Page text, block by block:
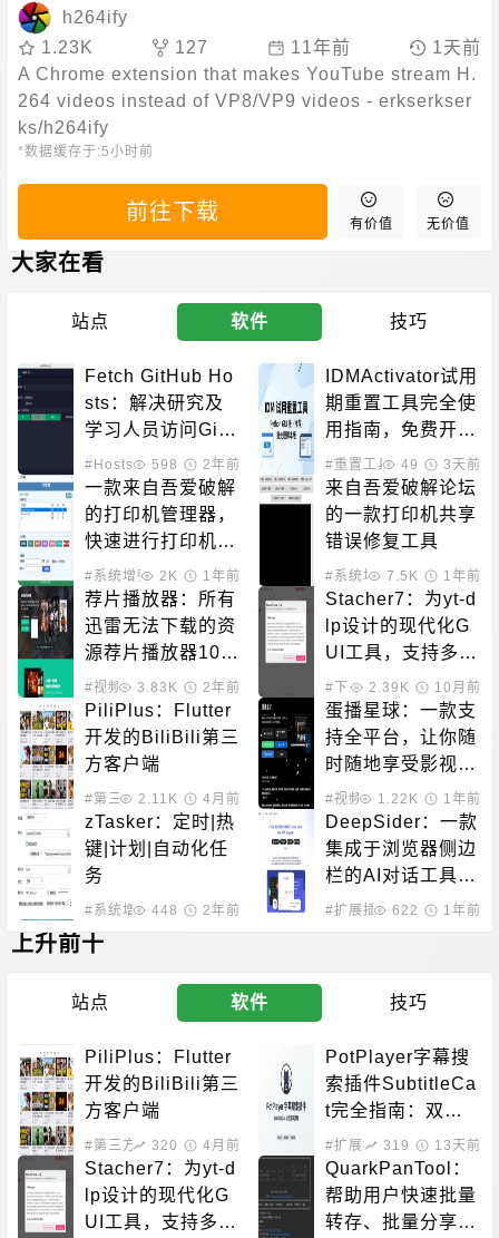
h264ify
1.23K
127 11年前
1天前
A Chrome extension that makes YouTube stream H.
264 videos instead of VP8/VP9 videos - erkserkser
ks/h264ify
*数据缓存于:5小时前
前往下载 有价值 无价值
大家在看
站点 软件 技巧
Fetch GitHub Ho
sts：解决研究及
学习人员访问Gith
ub过慢
#Hosts管理598 2年前
IDMActivator试用
期重置工具完全使
用指南，免费开源
激活方案
#重置工具 #下载工具
49 3天前
一款来自吾爱破解
的打印机管理器，
快速进行打印机的
各种操作
#系统增强 2K 1年前
来自吾爱破解论坛
的一款打印机共享
错误修复工具
#系统增强7.5K 1年前
荐片播放器：所有
迅雷无法下载的资
源荐片播放器10
0%可以高速下载
#视频播放3.83K 2年前
Stacher7：为yt-d
lp设计的现代化G
UI工具，支持多平
台
#下载工具
2.39K 10月前
PiliPlus：Flutter
开发的BiliBili第三
方客户端
#第三方客户端
2.11K 4月前
蛋播星球：一款支
持全平台，让你随
时随地享受影视盛
宴的神器
#视频播放1.22K 1年前
zTasker：定时|热
键|计划|自动化任
务
#系统增强 448 2年前
DeepSider：一款
集成于浏览器侧边
栏的AI对话工具，
可免费使用所有顶
#扩展插件622 1年前
上升前十
站点 软件 技巧
PiliPlus：Flutter
开发的BiliBili第三
方客户端
#第三方客户端
320 4月前
PotPlayer字幕搜
索插件SubtitleCa
t完全指南：双源
字幕下载、自动匹
配、90语言支持
#扩展插件 #系统增强
319 13天前
Stacher7：为yt-d
lp设计的现代化G
UI工具，支持多平
QuarkPanTool：
帮助用户快速批量
转存、批量分享、